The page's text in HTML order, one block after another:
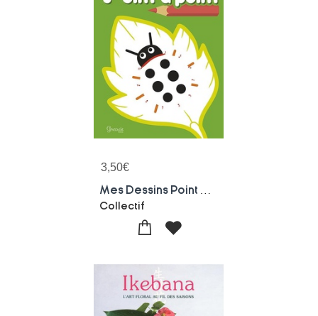
3,50€
Collectif